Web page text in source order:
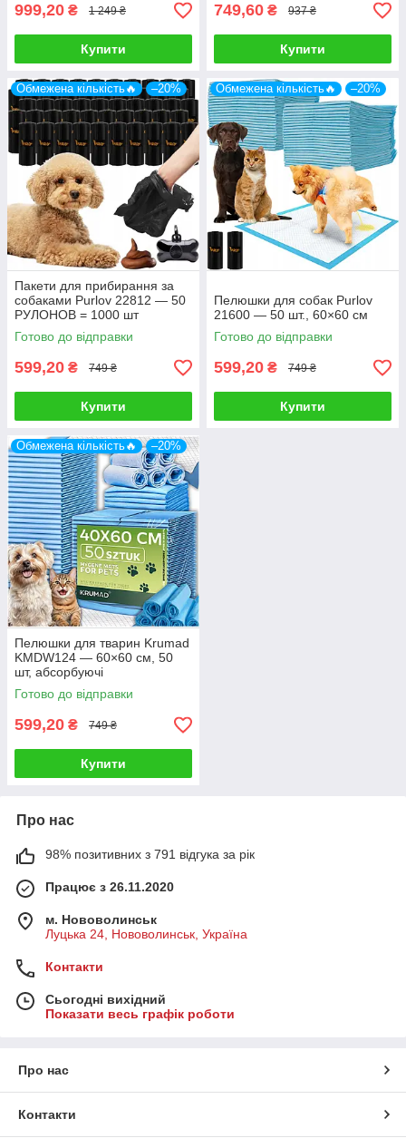
999,20 ₴ 1 249 ₴
Купити
749,60 ₴ 937 ₴
Купити
Обмежена кількість🔥 –20%
Пакети для прибирання за
собаками Purlov 22812 — 50
РУЛОНОВ = 1000 шт
подвійна міцність, з витягом
зав’язок
Готово до відправки
599,20 ₴ 749 ₴
Купити
Обмежена кількість🔥 –20%
Пелюшки для собак Purlov
21600 — 50 шт., 60×60 см
Готово до відправки
599,20 ₴ 749 ₴
Купити
Обмежена кількість🔥 –20%
Пелюшки для тварин Krumad
KMDW124 — 60×60 см, 50
шт, абсорбуючі
Готово до відправки
599,20 ₴ 749 ₴
Купити
Про нас
98% позитивних з 791 відгука за рік
Працює з 26.11.2020
м. Нововолинськ
Луцька 24, Нововолинськ, Україна
Контакти
Сьогодні вихідний
Показати весь графік роботи
Про нас
Контакти